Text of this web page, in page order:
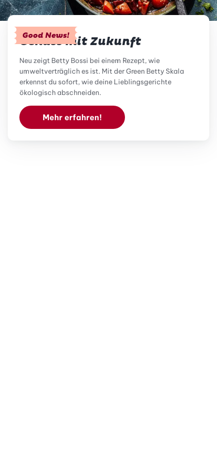
Good News!
Genuss mit Zukunft
Neu zeigt Betty Bossi bei einem Rezept, wie
umweltverträglich es ist. Mit der Green Betty Skala
erkennst du sofort, wie deine Lieblingsgerichte
ökologisch abschneiden.
Mehr erfahren!